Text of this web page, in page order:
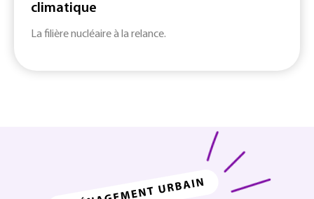
climatique
La filière nucléaire à la relance.